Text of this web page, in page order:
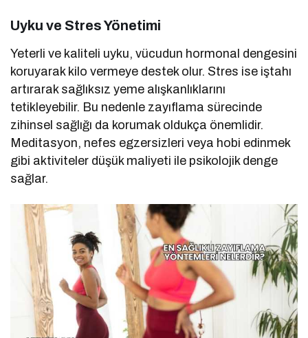
Uyku ve Stres Yönetimi
Yeterli ve kaliteli uyku, vücudun hormonal dengesini
koruyarak kilo vermeye destek olur. Stres ise iştahı
artırarak sağlıksız yeme alışkanlıklarını
tetikleyebilir. Bu nedenle zayıflama sürecinde
zihinsel sağlığı da korumak oldukça önemlidir.
Meditasyon, nefes egzersizleri veya hobi edinmek
gibi aktiviteler düşük maliyeti ile psikolojik denge
sağlar.